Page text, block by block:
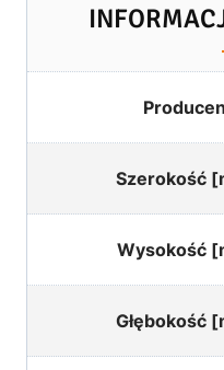
Szerokość
Wysokość
Głębokość